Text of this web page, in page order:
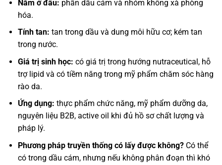
Nằm ở đâu: phần dầu cám và nhóm không xà phòng
hóa.
Tính tan: tan trong dầu và dung môi hữu cơ; kém tan
trong nước.
Giá trị sinh học: có giá trị trong hướng nutraceutical, hỗ
trợ lipid và có tiềm năng trong mỹ phẩm chăm sóc hàng
rào da.
Ứng dụng: thực phẩm chức năng, mỹ phẩm dưỡng da,
nguyên liệu B2B, active oil khi đủ hồ sơ chất lượng và
pháp lý.
Phương pháp truyền thống có lấy được không?Có thể
có trong dầu cám, nhưng nếu không phân đoạn thì khó